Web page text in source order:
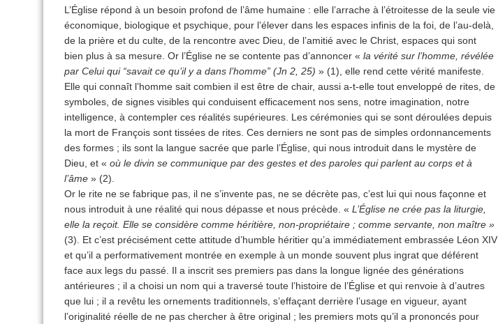
L’Église répond à un besoin profond de l’âme humaine : elle l’arrache à l’étroitesse de la seule vie
économique, biologique et psychique, pour l’élever dans les espaces infinis de la foi, de l’au-delà,
de la prière et du culte, de la rencontre avec Dieu, de l’amitié avec le Christ, espaces qui sont
bien plus à sa mesure. Or l’Église ne se contente pas d’annoncer « la vérité sur l’homme, révélée
par Celui qui “savait ce qu’il y a dans l’homme” (Jn 2, 25) » (1), elle rend cette vérité manifeste.
Elle qui connaît l’homme sait combien il est être de chair, aussi a-t-elle tout enveloppé de rites, de
symboles, de signes visibles qui conduisent efficacement nos sens, notre imagination, notre
intelligence, à contempler ces réalités supérieures. Les cérémonies qui se sont déroulées depuis
la mort de François sont tissées de rites. Ces derniers ne sont pas de simples ordonnancements
des formes ; ils sont la langue sacrée que parle l’Église, qui nous introduit dans le mystère de
Dieu, et « où le divin se communique par des gestes et des paroles qui parlent au corps et à
l’âme » (2).
Or le rite ne se fabrique pas, il ne s’invente pas, ne se décrète pas, c’est lui qui nous façonne et
nous introduit à une réalité qui nous dépasse et nous précède. « L’Église ne crée pas la liturgie,
elle la reçoit. Elle se considère comme héritière, non-propriétaire ; comme servante, non maître »
(3). Et c’est précisément cette attitude d’humble héritier qu’a immédiatement embrassée Léon XIV
et qu’il a performativement montrée en exemple à un monde souvent plus ingrat que déférent
face aux legs du passé. Il a inscrit ses premiers pas dans la longue lignée des générations
antérieures ; il a choisi un nom qui a traversé toute l’histoire de l’Église et qui renvoie à d’autres
que lui ; il a revêtu les ornements traditionnels, s’effaçant derrière l’usage en vigueur, ayant
l’originalité réelle de ne pas chercher à être original ; les premiers mots qu’il a prononcés pour